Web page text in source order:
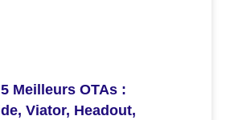
Meilleurs OTAs :
Viator, Headout,